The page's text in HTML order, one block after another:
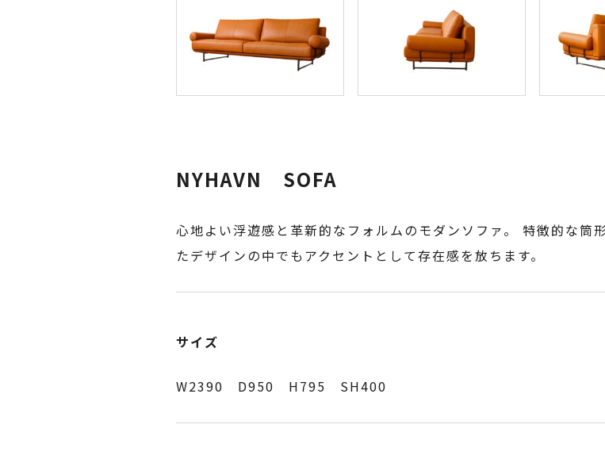
NYHAVN SOFA
心地よい浮遊感と革新的なフォルムのモダンソファ。 特徴的な筒
たデザインの中でもアクセントとして存在感を放ちます。
サイズ
W2390 D950 H795 SH400